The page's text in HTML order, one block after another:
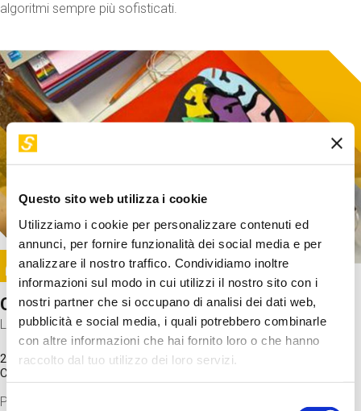
Questo sito web utilizza i cookie
Utilizziamo i cookie per personalizzare contenuti ed
annunci, per fornire funzionalità dei social media e per
analizzare il nostro traffico. Condividiamo inoltre
informazioni sul modo in cui utilizzi il nostro sito con i
nostri partner che si occupano di analisi dei dati web,
pubblicità e social media, i quali potrebbero combinarle
con altre informazioni che hai fornito loro o che hanno
raccolto dal tuo utilizzo dei loro servizi.
Selezione
algoritmi sempre più sofisticati.
Image
SUNDAY@STEP
Come funziona il cervello?
Laboratorio
20 Set 2026 / 11:15 - 13:00
Costo
Proveremo a costruire un cervello in cartoncino cercando di